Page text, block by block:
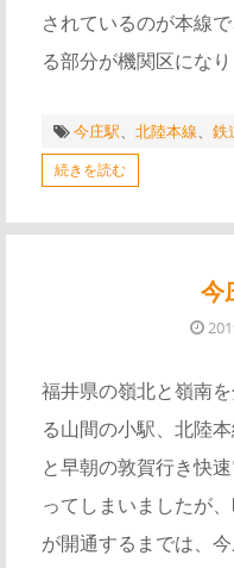
されているのが本線
る部分が機関区にな
今庄駅、 北陸本線、 鉄
続きを読む
今
福井県の嶺北と嶺南
る山間の小駅、北陸
と早朝の敦賀行き快
ってしまいましたが
が開通するまでは、